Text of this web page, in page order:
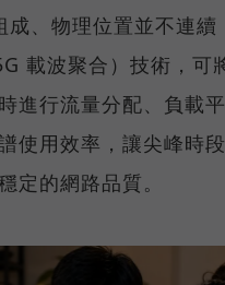
成、物理位置並不連續
載波聚合）技術，可
進行流量分配、負載
使用效率，讓尖峰時
定的網路品質。